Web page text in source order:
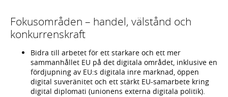
Fokusområden – handel, välstånd och
konkurrenskraft
Bidra till arbetet för ett starkare och ett mer
sammanhållet EU på det digitala området, inklusive en
fördjupning av EU:s digitala inre marknad, öppen
digital suveränitet och ett stärkt EU-samarbete kring
digital diplomati (unionens externa digitala politik).